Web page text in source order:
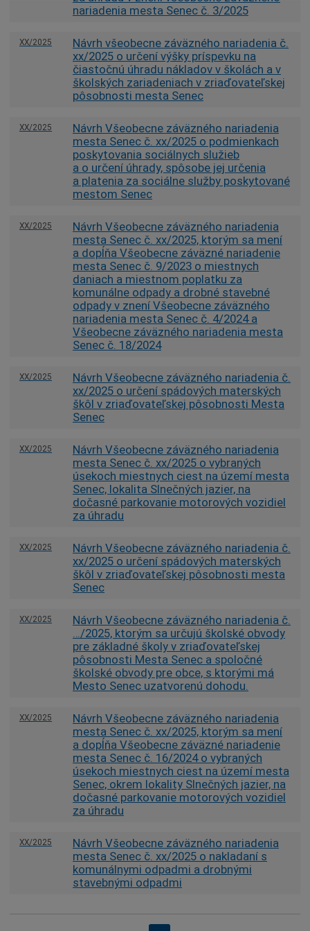
nariadenia mesta Senec č. 3/2025
XX/2025
Návrh všeobecne záväzného nariadenia č.
xx/2025 o určení výšky príspevku na
čiastočnú úhradu nákladov v školách a v
školských zariadeniach v zriaďovateľskej
pôsobnosti mesta Senec
XX/2025
Návrh Všeobecne záväzného nariadenia
mesta Senec č. xx/2025 o podmienkach
poskytovania sociálnych služieb
a o určení úhrady, spôsobe jej určenia
a platenia za sociálne služby poskytované
mestom Senec
XX/2025
Návrh Všeobecne záväzného nariadenia
mesta Senec č. xx/2025, ktorým sa mení
a dopĺňa Všeobecne záväzné nariadenie
mesta Senec č. 9/2023 o miestnych
daniach a miestnom poplatku za
komunálne odpady a drobné stavebné
odpady v znení Všeobecne záväzného
nariadenia mesta Senec č. 4/2024 a
Všeobecne záväzného nariadenia mesta
Senec č. 18/2024
XX/2025
Návrh Všeobecne záväzného nariadenia č.
xx/2025 o určení spádových materských
škôl v zriaďovateľskej pôsobnosti Mesta
Senec
XX/2025
Návrh Všeobecne záväzného nariadenia
mesta Senec č. xx/2025 o vybraných
úsekoch miestnych ciest na území mesta
Senec, lokalita Slnečných jazier, na
dočasné parkovanie motorových vozidiel
za úhradu
XX/2025
Návrh Všeobecne záväzného nariadenia č.
xx/2025 o určení spádových materských
škôl v zriaďovateľskej pôsobnosti mesta
Senec
XX/2025
Návrh Všeobecne záväzného nariadenia č.
…/2025, ktorým sa určujú školské obvody
pre základné školy v zriaďovateľskej
pôsobnosti Mesta Senec a spoločné
školské obvody pre obce, s ktorými má
Mesto Senec uzatvorenú dohodu.
XX/2025
Návrh Všeobecne záväzného nariadenia
mesta Senec č. xx/2025, ktorým sa mení
a dopĺňa Všeobecne záväzné nariadenie
mesta Senec č. 16/2024 o vybraných
úsekoch miestnych ciest na území mesta
Senec, okrem lokality Slnečných jazier, na
dočasné parkovanie motorových vozidiel
za úhradu
XX/2025
Návrh Všeobecne záväzného nariadenia
mesta Senec č. xx/2025 o nakladaní s
komunálnymi odpadmi a drobnými
stavebnými odpadmi